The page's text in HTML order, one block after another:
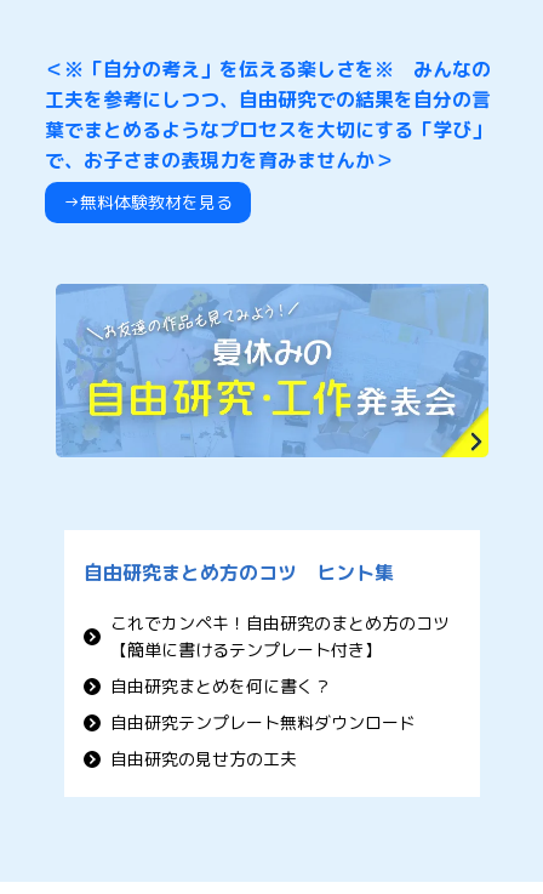
＜※「自分の考え」を伝える楽しさを※ みんなの
工夫を参考にしつつ、自由研究での結果を自分の言
葉でまとめるようなプロセスを大切にする「学び」
で、お子さまの表現力を育みませんか＞
→無料体験教材を見る
自由研究まとめ方のコツ ヒント集
これでカンペキ！自由研究のまとめ方のコツ
【簡単に書けるテンプレート付き】
自由研究まとめを何に書く？
自由研究テンプレート無料ダウンロード
自由研究の見せ方の工夫